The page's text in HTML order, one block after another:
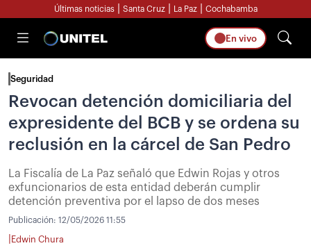
Últimas noticias Santa Cruz La Paz Cochabamba
En vivo
Seguridad
Revocan detención domiciliaria del
expresidente del BCB y se ordena su
reclusión en la cárcel de San Pedro
La Fiscalía de La Paz señaló que Edwin Rojas y otros
exfuncionarios de esta entidad deberán cumplir
detención preventiva por el lapso de dos meses
Publicación: 12/05/2026 11:55
Edwin Chura